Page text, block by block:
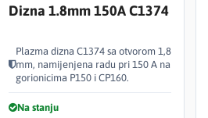
Dizna 1.8mm 150A C1374
Plazma dizna C1374 sa otvorom 1,8
mm, namijenjena radu pri 150 A na
gorionicima P150 i CP160.
Na stanju